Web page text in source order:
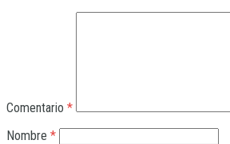
Comentario *
Nombre *